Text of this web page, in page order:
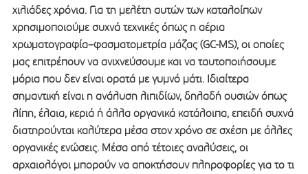
χιλιάδες χρόνια. Για τη μελέτη αυτών των καταλοίπων
χρησιμοποιούμε συχνά τεχνικές όπως η αέρια
χρωματογραφία–φασματομετρία μάζας (GC-MS), οι οποίες
μας επιτρέπουν να ανιχνεύσουμε και να ταυτοποιήσουμε
μόρια που δεν είναι ορατά με γυμνό μάτι. Ιδιαίτερα
σημαντική είναι η ανάλυση λιπιδίων, δηλαδή ουσιών όπως
λίπη, έλαια, κεριά ή άλλα οργανικά κατάλοιπα, επειδή συχνά
διατηρούνται καλύτερα μέσα στον χρόνο σε σχέση με άλλες
οργανικές ενώσεις. Μέσα από τέτοιες αναλύσεις, οι
αρχαιολόγοι μπορούν να αποκτήσουν πληροφορίες για το τι